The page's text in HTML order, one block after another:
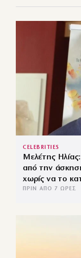
CELEBRITIES
Μελέτης
από την
χωρίς να το
ΠΡΙΝ ΑΠΌ 7 ΏΡΕΣ